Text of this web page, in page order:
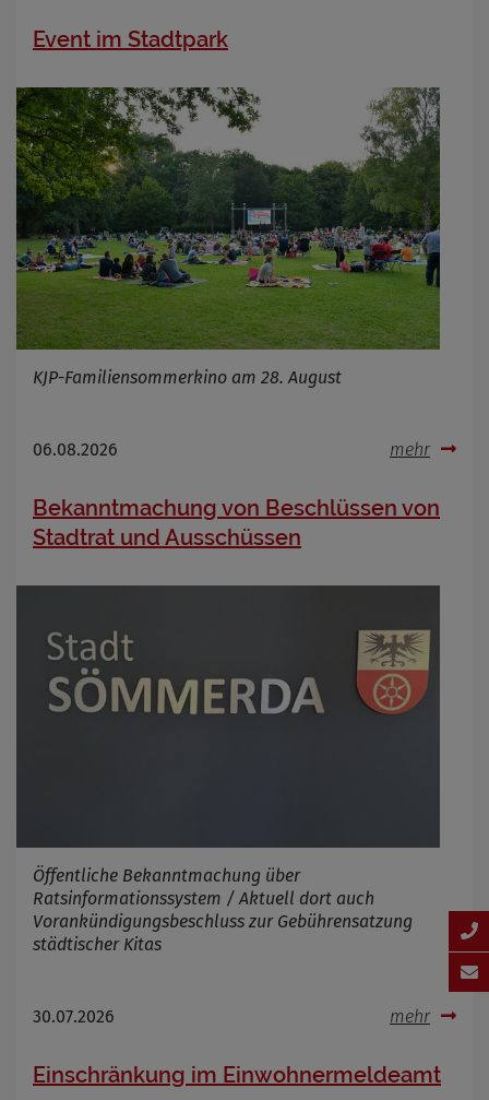
Event im Stadtpark
KJP-Familiensommerkino am 28. August
06.08.2026 mehr
Bekanntmachung von Beschlüssen von
Stadtrat und Ausschüssen
Öffentliche Bekanntmachung über
Ratsinformationssystem / Aktuell dort auch
Vorankündigungsbeschluss zur Gebührensatzung
städtischer Kitas
30.07.2026 mehr
Einschränkung im Einwohnermeldeamt